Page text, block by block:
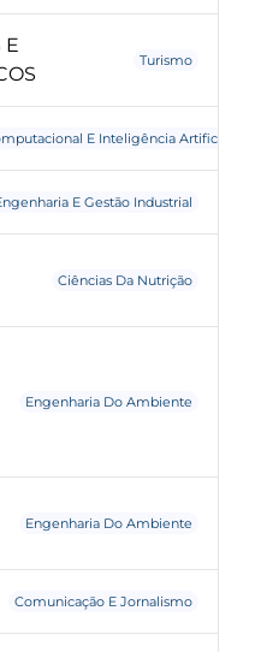
E
Turismo
E Inteligência Artificial
E Gestão Industrial
Ciências Da Nutrição
Engenharia Do Ambiente
Engenharia Do Ambiente
Comunicação E Jornalismo